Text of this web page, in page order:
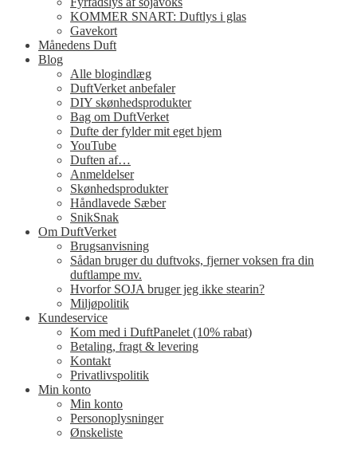
KOMMER SNART: Duftlys i glas
Gavekort
Månedens Duft
Blog
Alle blogindlæg
DuftVerket anbefaler
DIY skønhedsprodukter
Bag om DuftVerket
Dufte der fylder mit eget hjem
YouTube
Duften af…
Anmeldelser
Skønhedsprodukter
Håndlavede Sæber
SnikSnak
Om DuftVerket
Brugsanvisning
Sådan bruger du duftvoks, fjerner voksen fra din
duftlampe mv.
Hvorfor SOJA bruger jeg ikke stearin?
Miljøpolitik
Kundeservice
Kom med i DuftPanelet (10% rabat)
Betaling, fragt & levering
Kontakt
Privatlivspolitik
Min konto
Min konto
Personoplysninger
Ønskeliste